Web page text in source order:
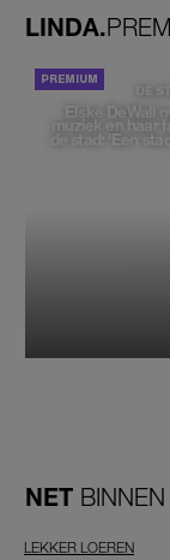
LINDA.
DE
Elske DeWall
muziek en haar
de stad: 'Een
NET BINNEN
LEKKER LOEREN